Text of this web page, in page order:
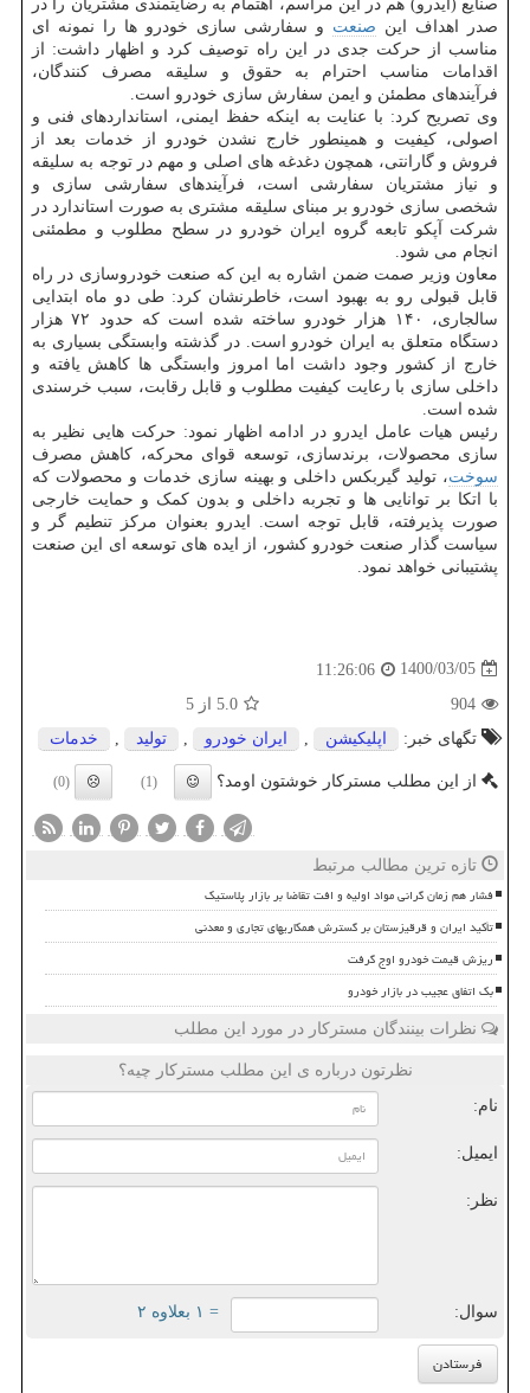
صنایع (ایدرو) هم در این مراسم، اهتمام به رضایتمندی مشتریان را در
صدر اهداف این صنعت و سفارشی سازی خودرو ها را نمونه ای
مناسب از حرکت جدی در این راه توصیف کرد و اظهار داشت: از
اقدامات مناسب احترام به حقوق و سلیقه مصرف کنندگان،
فرآیندهای مطمئن و ایمن سفارش سازی خودرو است.
وی تصریح کرد: با عنایت به اینکه حفظ ایمنی، استانداردهای فنی و
اصولی، کیفیت و همینطور خارج نشدن خودرو از خدمات بعد از
فروش و گارانتی، همچون دغدغه های اصلی و مهم در توجه به سلیقه
و نیاز مشتریان سفارشی است، فرآیندهای سفارشی سازی و
شخصی سازی خودرو بر مبنای سلیقه مشتری به صورت استاندارد در
شرکت آپکو تابعه گروه ایران خودرو در سطح مطلوب و مطمئنی
انجام می شود.
معاون وزیر صمت ضمن اشاره به این که صنعت خودروسازی در راه
قابل قبولی رو به بهبود است، خاطرنشان کرد: طی دو ماه ابتدایی
سالجاری، ۱۴۰ هزار خودرو ساخته شده است که حدود ۷۲ هزار
دستگاه متعلق به ایران خودرو است. در گذشته وابستگی بسیاری به
خارج از کشور وجود داشت اما امروز وابستگی ها کاهش یافته و
داخلی سازی با رعایت کیفیت مطلوب و قابل رقابت، سبب خرسندی
شده است.
رئیس هیات عامل ایدرو در ادامه اظهار نمود: حرکت هایی نظیر به
سازی محصولات، برندسازی، توسعه قوای محرکه، کاهش مصرف
سوخت، تولید گیربکس داخلی و بهینه سازی خدمات و محصولات که
با اتکا بر توانایی ها و تجربه داخلی و بدون کمک و حمایت خارجی
صورت پذیرفته، قابل توجه است. ایدرو بعنوان مرکز تنطیم گر و
سیاست گذار صنعت خودرو کشور، از ایده های توسعه ای این صنعت
پشتیبانی خواهد نمود.
1400/03/05
11:26:06
904
5.0 از 5
تگهای خبر:
اپلیكیشن ایران خودرو تولید خدمات
از این مطلب مسترکار خوشتون اومد؟ (1)
(0)
تازه ترین مطالب مرتبط
فشار هم زمان گرانی مواد اولیه و افت تقاضا بر بازار پلاستیک
تأکید ایران و قرقیزستان بر گسترش همکاریهای تجاری و معدنی
ریزش قیمت خودرو اوج گرفت
بک اتفاق عجیب در بازار خودرو
نظرات بینندگان مسترکار در مورد این مطلب
نظرتون درباره ی این مطلب مسترکار چیه؟
نام:
ایمیل:
نظر:
سوال: = ۱ بعلاوه ۲